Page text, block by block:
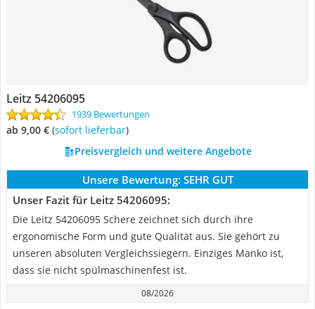
Leitz 54206095
1939 Bewertungen
ab 9,00 € ( Sofort lieferbar)
Preisvergleich und weitere Angebote
Unsere Bewertung: SEHR GUT
Unser Fazit für Leitz 54206095:
Die Leitz 54206095 Schere zeichnet sich durch ihre
ergonomische Form und gute Qualität aus. Sie gehört zu
unseren absoluten Vergleichssiegern. Einziges Manko ist,
dass sie nicht spülmaschinenfest ist.
08/2026